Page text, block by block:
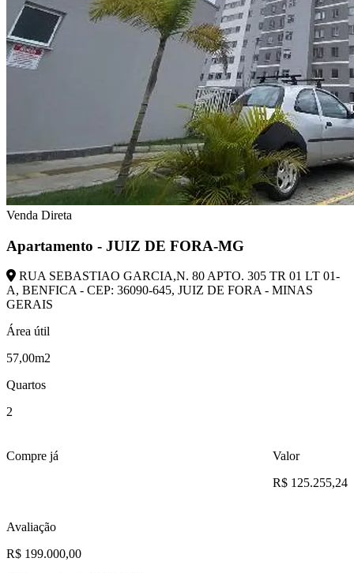
Venda Direta
Apartamento - JUIZ DE FORA-MG
RUA SEBASTIAO GARCIA,N. 80 APTO. 305 TR 01 LT 01-
A, BENFICA - CEP: 36090-645, JUIZ DE FORA - MINAS
GERAIS
Área útil
57,00m2
Quartos
2
Compre já
Valor
R$ 125.255,24
Avaliação
R$ 199.000,00